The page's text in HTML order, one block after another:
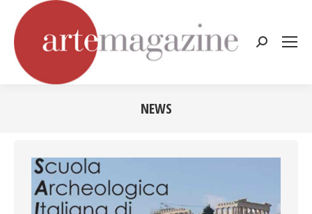
Cerca:
NEWS